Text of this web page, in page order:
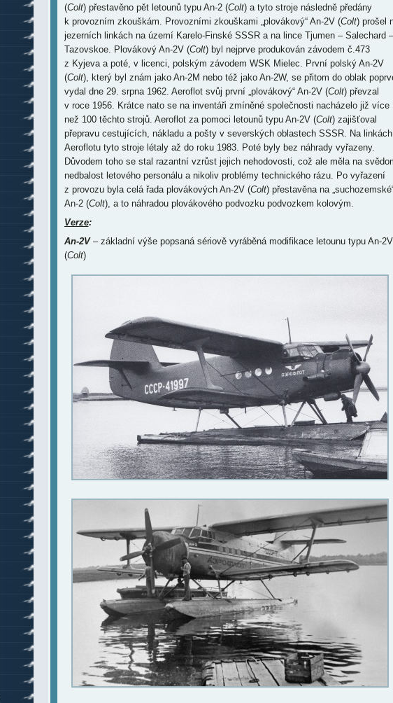
(Colt) přestavěno pět letounů typu An-2 (Colt) a tyto stroje následně předány
k provozním zkouškám. Provozními zkouškami „plovákový“ An-2V (Colt) prošel
jezerních linkách na území Karelo-Finské SSSR a na lince Tjumen – Salechard –
Tazovskoe. Plovákový An-2V (Colt) byl nejprve produkován závodem č.473
z Kyjeva a poté, v licenci, polským závodem WSK Mielec. První polský An-2V
(Colt), který byl znám jako An-2M nebo též jako An-2W, se přitom do oblak
vydal dne 29. srpna 1962. Aeroflot svůj první „plovákový“ An-2V (Colt) převzal
v roce 1956. Krátce nato se na inventáři zmíněné společnosti nacházelo již více
než 100 těchto strojů. Aeroflot za pomoci letounů typu An-2V (Colt) zajišťoval
přepravu cestujících, nákladu a pošty v severských oblastech SSSR. Na linkách
Aeroflotu tyto stroje létaly až do roku 1983. Poté byly bez náhrady vyřazeny.
Důvodem toho se stal razantní vzrůst jejich nehodovosti, což ale měla na
nedbalost letového personálu a nikoliv problémy technického rázu. Po vyřazení
z provozu byla celá řada plovákových An-2V (Colt) přestavěna na
An-2 (Colt), a to náhradou plovákového podvozku podvozkem kolovým.
Verze:
An-2V– základní výše popsaná sériově vyráběná modifikace letounu typu An-2V
(Colt)